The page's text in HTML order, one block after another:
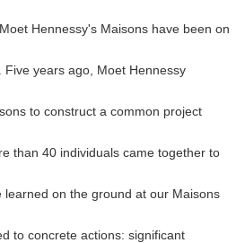
Hennessy's Maisons have been on
years ago, Moet Hennessy
to construct a common project
than 40 individuals came together to
on the ground at our Maisons
to concrete actions: significant